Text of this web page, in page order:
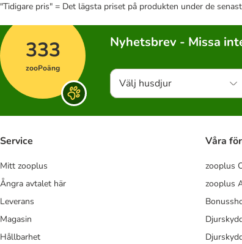
"Tidigare pris" = Det lägsta priset på produkten under de
333
zooPoäng
Nyhetsbrev - Missa
Välj husdjur
Service
Mitt zooplus
Ångra avtalet här
Leverans
Magasin
Hållbarhet
Våra
zooplus
zooplus